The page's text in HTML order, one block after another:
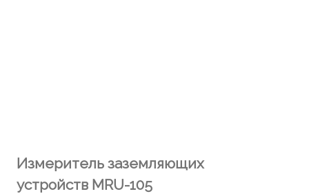
Измеритель заземляющих
устройств MRU-105